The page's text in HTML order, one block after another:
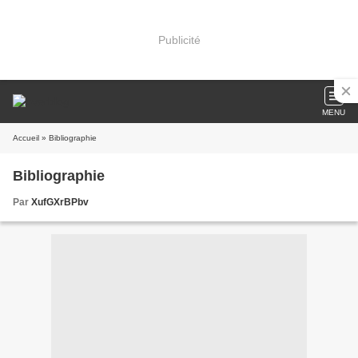
Publicité
MENU
Accueil » Bibliographie
Bibliographie
Par XufGXrBPbv